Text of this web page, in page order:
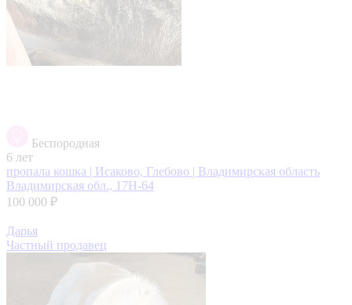
Беспородная
6 лет
пропала кошка | Исаково, Глебово | Владимирская область
Владимирская обл., 17Н-64
100 000 ₽
Дарья
Частный продавец